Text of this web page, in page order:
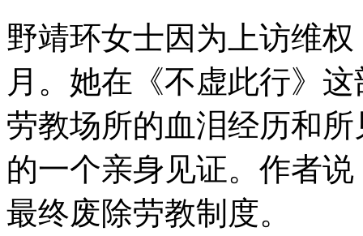
野靖环女士因为上访维
月。她在《不虚此行》
劳教场所的血泪经历和
的一个亲身见证。作者
最终废除劳教制度。